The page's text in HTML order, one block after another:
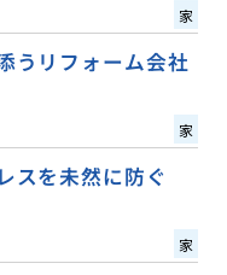
家
うリフォーム会社
家
スを未然に防ぐ
家